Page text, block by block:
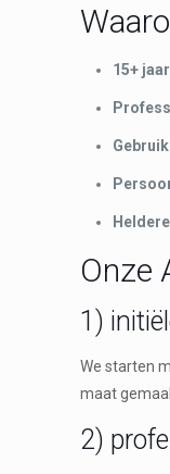
15+
Onze
1)
We starten
maat
2)